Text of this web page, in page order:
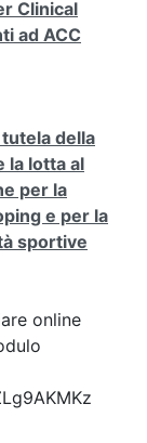
Clinical
ad ACC
tutela della
la lotta al
per la
e per la
sportive
online